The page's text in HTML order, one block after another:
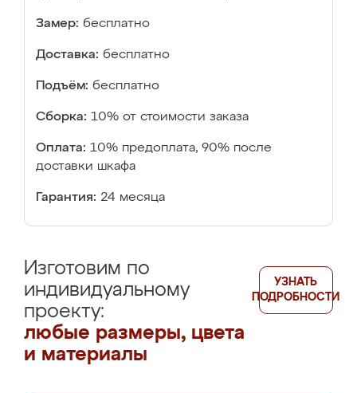
Замер: бесплатно
Доставка: бесплатно
Подъём: бесплатно
Сборка: 10% от стоимости заказа
Оплата: 10% предоплата, 90% после
доставки шкафа
Гарантия: 24 месяца
Изготовим по
индивидуальному
проекту:
любые размеры, цвета
и материалы
УЗНАТЬ
ПОДРОБНОСТИ